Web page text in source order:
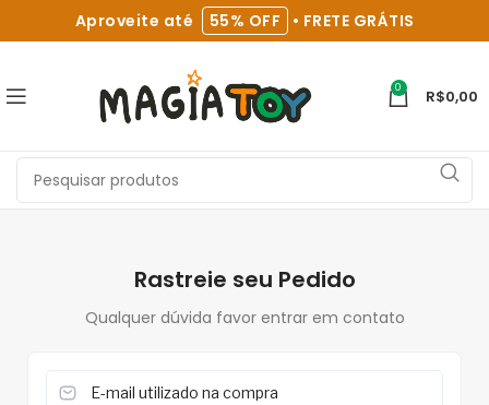
Aproveite até 55% OFF • FRETE GRÁTIS
0 R$0,00
Rastreie seu Pedido
Qualquer dúvida favor entrar em contato